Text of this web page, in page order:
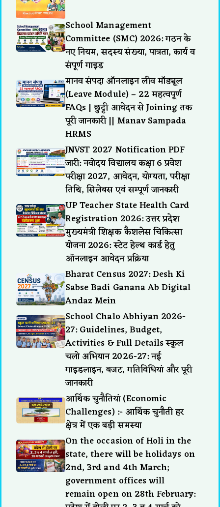
School Management
Committee (SMC) 2026: गठन के
नए नियम, सदस्य संख्या, पात्रता, कार्य व
संपूर्ण गाइड
मानव संपदा ऑनलाइन लीव मॉड्यूल
(Leave Module) – 22 महत्वपूर्ण
FAQs | छुट्टी आवेदन से Joining तक
पूरी जानकारी || Manav Sampada
HRMS
JNVST 2027 Notification PDF
जारी: नवोदय विद्यालय कक्षा 6 प्रवेश
परीक्षा 2027, आवेदन, योग्यता, परीक्षा
तिथि, सिलेबस एवं सम्पूर्ण जानकारी
UP Teacher State Health Card
Registration 2026: उत्तर प्रदेश
मुख्यमंत्री शिक्षक कैशलेस चिकित्सा
योजना 2026: स्टेट हेल्थ कार्ड हेतु
ऑनलाइन आवेदन प्रक्रिया
Bharat Census 2027: Desh Ki
Sabse Badi Ganana Ab Digital
Andaz Mein
School Chalo Abhiyan 2026-
27: Guidelines, Budget,
Activities & Full Details स्कूल
चलो अभियान 2026-27: नई
गाइडलाइन, बजट, गतिविधियां और पूरी
जानकारी
आर्थिक चुनौतियां (Economic
Challenges) :- आर्थिक चुनौती हर
क्षेत्र में एक बड़ी समस्या
On the occasion of Holi in the
state, there will be holidays on
2nd, 3rd and 4th March;
government offices will
remain open on 28th February: